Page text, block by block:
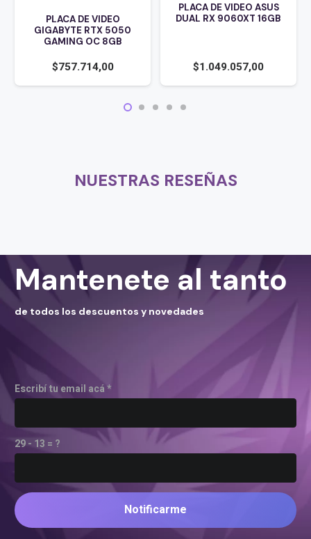
PLACA DE VIDEO
GIGABYTE RTX 5050
GAMING OC 8GB
$757.714,00
PLACA DE VIDEO ASUS
DUAL RX 9060XT 16GB
$1.049.057,00
NUESTRAS RESEÑAS
Mantenete al tanto
de todos los descuentos y novedades
Escribí tu email acá *
29 - 13 = ?
Notificarme